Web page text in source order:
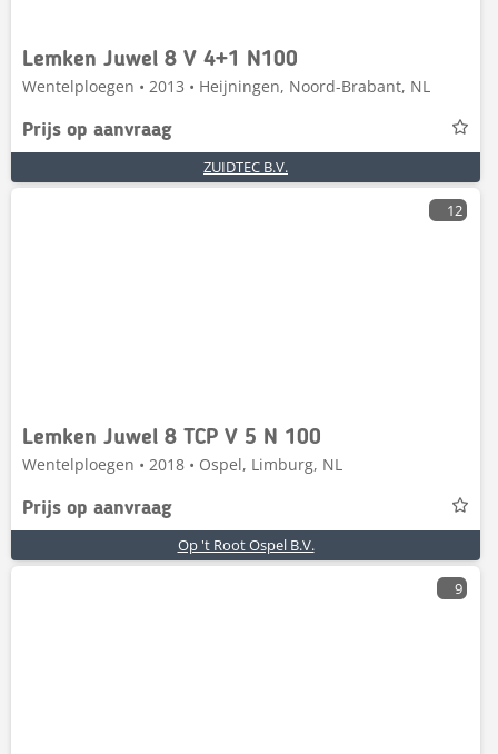
Lemken Juwel 8 V 4+1 N100
Wentelploegen • 2013 • Heijningen, Noord-Brabant, NL
Prijs op aanvraag
ZUIDTEC B.V.
12
Lemken Juwel 8 TCP V 5 N 100
Wentelploegen • 2018 • Ospel, Limburg, NL
Prijs op aanvraag
Op 't Root Ospel B.V.
9